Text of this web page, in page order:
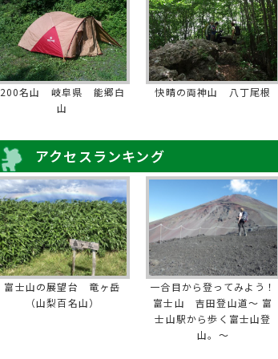
200名山 岐阜県 能郷白
山
快晴の両神山 八丁尾根
アクセスランキング
富士山の展望台 竜ヶ岳
（山梨百名山）
一合目から登ってみよう！
富士山 吉田登山道～ 富
士山駅から歩く富士山登
山。～